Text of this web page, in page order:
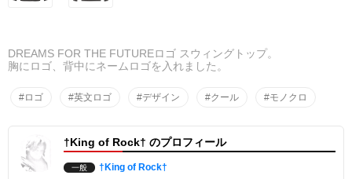
DREAMS FOR THE FUTUREロゴ スウィングトップ。
胸にロゴ、背中にネームロゴを入れました。
#ロゴ #英文ロゴ #デザイン #クール #モノクロ
†King of Rock† のプロフィール
一般 †King of Rock†